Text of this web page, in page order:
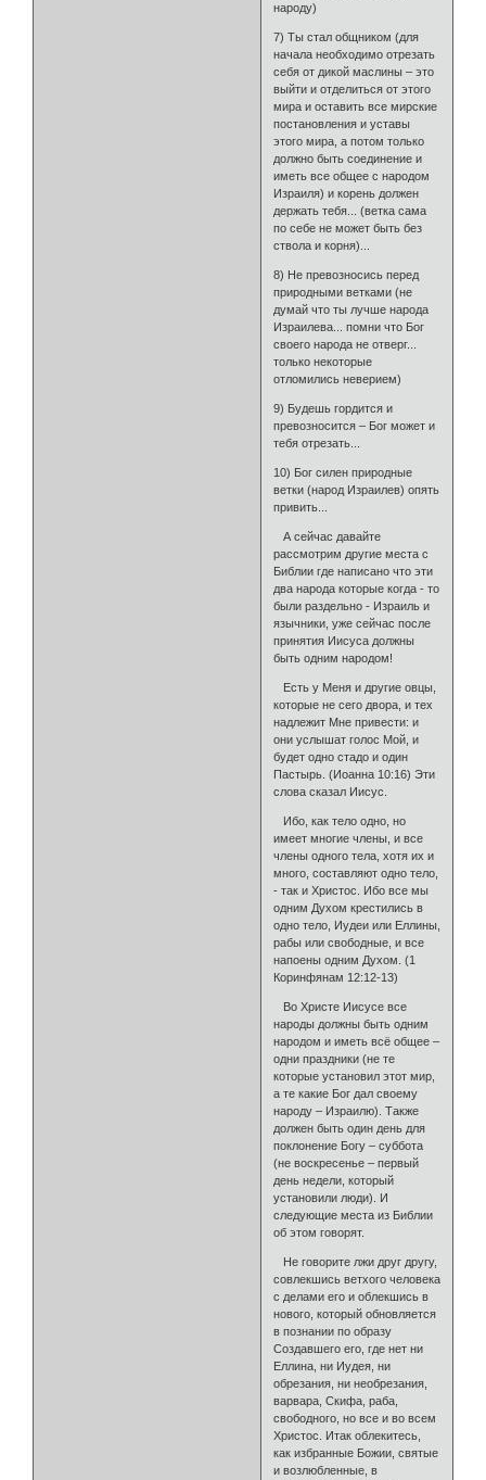
народу)
7) Ты стал общником (для
начала необходимо отрезать
себя от дикой маслины – это
выйти и отделиться от этого
мира и оставить все мирские
постановления и уставы
этого мира, а потом только
должно быть соединение и
иметь все общее с народом
Израиля) и корень должен
держать тебя... (ветка сама
по себе не может быть без
ствола и корня)...
8) Не превозносись перед
природными ветками (не
думай что ты лучше народа
Израилева... помни что Бог
своего народа не отверг...
только некоторые
отломились неверием)
9) Будешь гордится и
превозносится – Бог может и
тебя отрезать...
10) Бог силен природные
ветки (народ Израилев) опять
привить...
А сейчас давайте
рассмотрим другие места с
Библии где написано что эти
два народа которые когда - то
были раздельно - Израиль и
язычники, уже сейчас после
принятия Иисуса должны
быть одним народом!
Есть у Меня и другие овцы,
которые не сего двора, и тех
надлежит Мне привести: и
они услышат голос Мой, и
будет одно стадо и один
Пастырь. (Иоанна 10:16) Эти
слова сказал Иисус.
Ибо, как тело одно, но
имеет многие члены, и все
члены одного тела, хотя их и
много, составляют одно тело,
- так и Христос. Ибо все мы
одним Духом крестились в
одно тело, Иудеи или Еллины,
рабы или свободные, и все
напоены одним Духом. (1
Коринфянам 12:12-13)
Во Христе Иисусе все
народы должны быть одним
народом и иметь всё общее –
одни праздники (не те
которые установил этот мир,
а те какие Бог дал своему
народу – Израилю). Также
должен быть один день для
поклонение Богу – суббота
(не воскресенье – первый
день недели, который
установили люди). И
следующие места из Библии
об этом говорят.
Не говорите лжи друг другу,
совлекшись ветхого человека
с делами его и облекшись в
нового, который обновляется
в познании по образу
Создавшего его, где нет ни
Еллина, ни Иудея, ни
обрезания, ни необрезания,
варвара, Скифа, раба,
свободного, но все и во всем
Христос. Итак облекитесь,
как избранные Божии, святые
и возлюбленные, в